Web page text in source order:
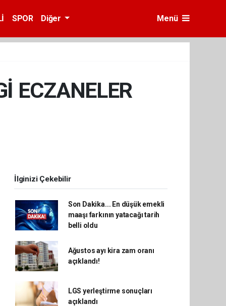
SPOR Diğer Menü
ECZANELER
İlginizi Çekebilir
Son Dakika... En düşük emekli
maaşı farkının yatacağı tarih
belli oldu
Ağustos ayı kira zam oranı
açıklandı!
LGS yerleştirme sonuçları
açıklandı